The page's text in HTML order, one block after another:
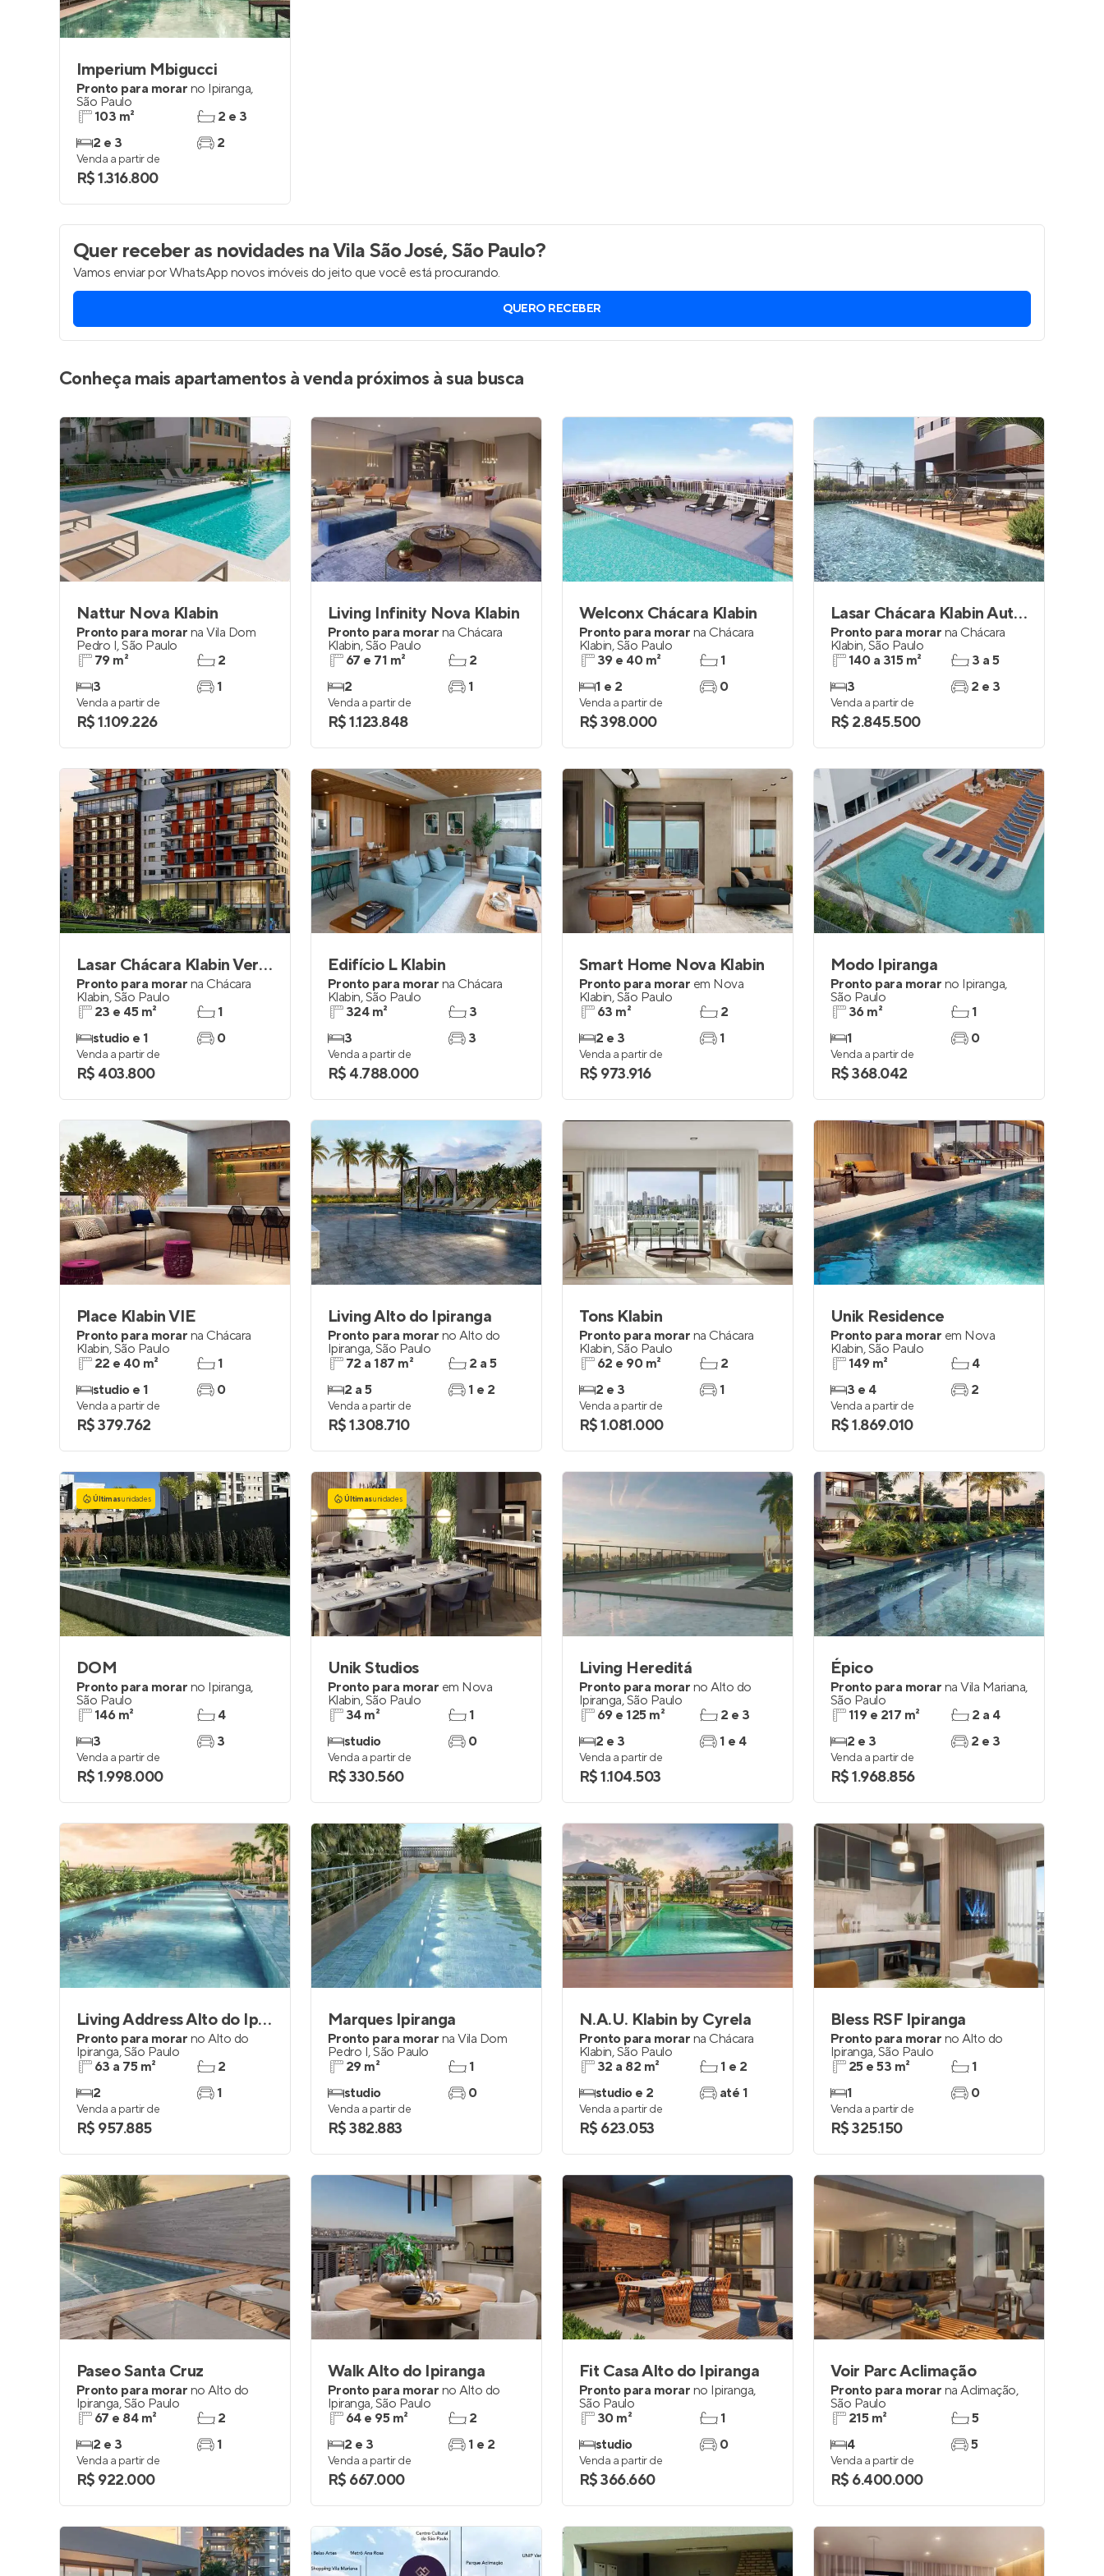
Imperium Mbigucci
Pronto para morar no Ipiranga,
São Paulo
103 m²
2 e 3
2 e 3
2
Venda a partir de
R$ 1.316.800
Quer receber as novidades na Vila São José, São Paulo?
Vamos enviar por WhatsApp novos imóveis do jeito que você está procurando.
QUERO RECEBER
Conheça mais apartamentos à venda próximos à sua busca
Nattur Nova Klabin
Pronto para morar na Vila Dom
Pedro I,São Paulo
79 m²
3
2
1
Venda a partir de
R$ 1.109.226
Living Infinity Nova Klabin
Pronto para morar na Chácara
Klabin,São Paulo
67 e 71 m²
2
2
1
Venda a partir de
R$ 1.123.848
Welconx Chácara Klabin
Pronto para morar na Chácara
Klabin,São Paulo
39 e 40 m²
1 e 2
1
0
Venda a partir de
R$ 398.000
Lasar Chácara Klabin Autoral
Pronto para morar na Chácara
Klabin,São Paulo
140 a 315 m²
3
3 a 5
2 e 3
Venda a partir de
R$ 2.845.500
Lasar Chácara Klabin Versatile
Pronto para morar na Chácara
Klabin,São Paulo
23 e 45 m²
studio e 1
1
0
Venda a partir de
R$ 403.800
Edifício L Klabin
Pronto para morar na Chácara
Klabin,São Paulo
324 m²
3
3
3
Venda a partir de
R$ 4.788.000
Smart Home Nova Klabin
Pronto para morar em Nova
Klabin,São Paulo
63 m²
2 e 3
2
1
Venda a partir de
R$ 973.916
Modo Ipiranga
Pronto para morar no Ipiranga,
São Paulo
36 m²
1
1
0
Venda a partir de
R$ 368.042
Place Klabin VIE
Pronto para morar na Chácara
Klabin,São Paulo
22 e 40 m²
studio e 1
1
0
Venda a partir de
R$ 379.762
Living Alto do Ipiranga
Pronto para morar no Alto do
Ipiranga,São Paulo
72 a 187 m²
2 a 5
2 a 5
1 e 2
Venda a partir de
R$ 1.308.710
Tons Klabin
Pronto para morar na Chácara
Klabin,São Paulo
62 e 90 m²
2 e 3
2
1
Venda a partir de
R$ 1.081.000
Unik Residence
Pronto para morar em Nova
Klabin,São Paulo
149 m²
3 e 4
4
2
Venda a partir de
R$ 1.869.010
Últimasunidades
DOM
Pronto para morar no Ipiranga,
São Paulo
146 m²
3
4
3
Venda a partir de
R$ 1.998.000
Últimasunidades
Unik Studios
Pronto para morar em Nova
Klabin,São Paulo
34 m²
studio
1
0
Venda a partir de
R$ 330.560
Living Hereditá
Pronto para morar no Alto do
Ipiranga,São Paulo
69 e 125 m²
2 e 3
2 e 3
1 e 4
Venda a partir de
R$ 1.104.503
Épico
Pronto para morar na Vila Mariana,
São Paulo
119 e 217 m²
2 e 3
2 a 4
2 e 3
Venda a partir de
R$ 1.968.856
Living Address Alto do Ipiranga
Pronto para morar no Alto do
Ipiranga,São Paulo
63 a 75 m²
2
2
1
Venda a partir de
R$ 957.885
Marques Ipiranga
Pronto para morar na Vila Dom
Pedro I,São Paulo
29 m²
studio
1
0
Venda a partir de
R$ 382.883
N.A.U. Klabin by Cyrela
Pronto para morar na Chácara
Klabin,São Paulo
32 a 82 m²
studio e 2
1 e 2
até 1
Venda a partir de
R$ 623.053
Bless RSF Ipiranga
Pronto para morar no Alto do
Ipiranga,São Paulo
25 e 53 m²
1
1
0
Venda a partir de
R$ 325.150
Paseo Santa Cruz
Pronto para morar no Alto do
Ipiranga,São Paulo
67 e 84 m²
2 e 3
2
1
Venda a partir de
R$ 922.000
Walk Alto do Ipiranga
Pronto para morar no Alto do
Ipiranga,São Paulo
64 e 95 m²
2 e 3
2
1 e 2
Venda a partir de
R$ 667.000
Fit Casa Alto do Ipiranga
Pronto para morar no Ipiranga,
São Paulo
30 m²
studio
1
0
Venda a partir de
R$ 366.660
Voir Parc Aclimação
Pronto para morar na Aclimação,
São Paulo
215 m²
4
5
5
Venda a partir de
R$ 6.400.000